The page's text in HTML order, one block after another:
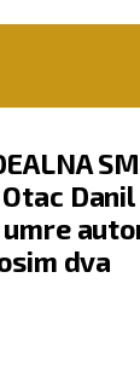
Otac
umre
dva